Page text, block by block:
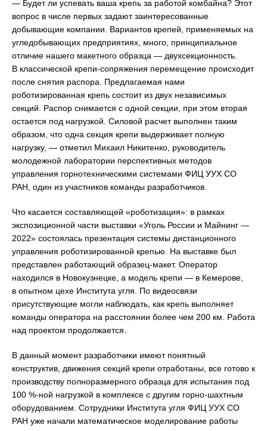
— Будет ли успевать ваша крепь за работой комбайна? Этот
вопрос в числе первых задают заинтересованные
добывающие компании. Вариантов крепей, применяемых на
угледобывающих предприятиях, много, принципиальное
отличие нашего макетного образца — двухсекционность.
В классической крепи-сопряжения перемещение происходит
после снятия распора. Предлагаемая нами
роботизированная крепь состоит из двух независимых
секций. Распор снимается с одной секции, при этом вторая
остается под нагрузкой. Силовой расчет выполнен таким
образом, что одна секция крепи выдерживает полную
нагрузку, — отметил Михаил Никитенко, руководитель
молодежной лаборатории перспективных методов
управления горнотехническими системами ФИЦ УУХ СО
РАН, один из участников команды разработчиков.
Что касается составляющей «роботизация»: в рамках
экспозиционной части выставки «Уголь России и Майнинг —
2022» состоялась презентация системы дистанционного
управления роботизированной крепью. На выставке был
представлен работающий образец-макет. Оператор
находился в Новокузнецке, а модель крепи — в Кемерове,
в опытном цехе Института угля. По видеосвязи
присутствующие могли наблюдать, как крепь выполняет
команды оператора на расстоянии более чем 200 км. Работа
над проектом продолжается.
В данный момент разработчики имеют понятный
конструктив, движения секций крепи отработаны, все готово к
производству полноразмерного образца для испытания под
100 %-ной нагрузкой в комплексе с другим горно-шахтным
оборудованием. Сотрудники Института угля ФИЦ УУХ СО
РАН уже начали математическое моделирование работы